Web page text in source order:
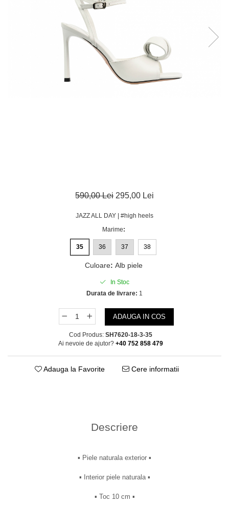
590,00 Lei 295,00 Lei
JAZZ ALL DAY | #high heels
Marime:
35 36 37 38
Culoare: Alb piele
In Stoc
Durata de livrare: 1
ADAUGA IN COS
Cod Produs: SH7620-18-3-35
Ai nevoie de ajutor? +40 752 858 479
Adauga la Favorite Cere informatii
Descriere
▪︎ Piele naturala exterior ▪︎
▪︎ Interior piele naturala ▪︎
▪︎ Toc 10 cm ▪︎